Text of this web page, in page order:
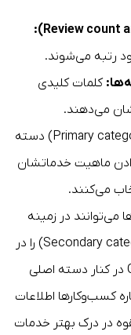
رتبه می‌شوند.
کلمات کلیدی
می‌دهند.
دسته اولیه (Primary category) دسته
ماهیت خدماتشان
می‌توانند در زمینه
سئوی محلی، دسته‌های ثانویه (Secondary categories) را در
سرویس Google My Business (GMB) در کنار دسته اصلی
کسب‌وکارها اطلاعات
در درک بهتر خدمات